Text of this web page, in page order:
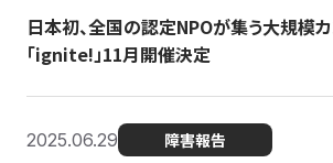
日本初、全国の認定NPOが集う大規模カ
「ignite!」11月開催決定
2025.06.29 障害報告